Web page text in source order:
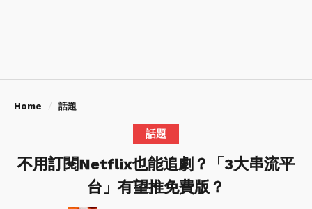
Home 話題
話題
不用訂閱Netflix也能追劇？「3大串流平
台」有望推免費版？